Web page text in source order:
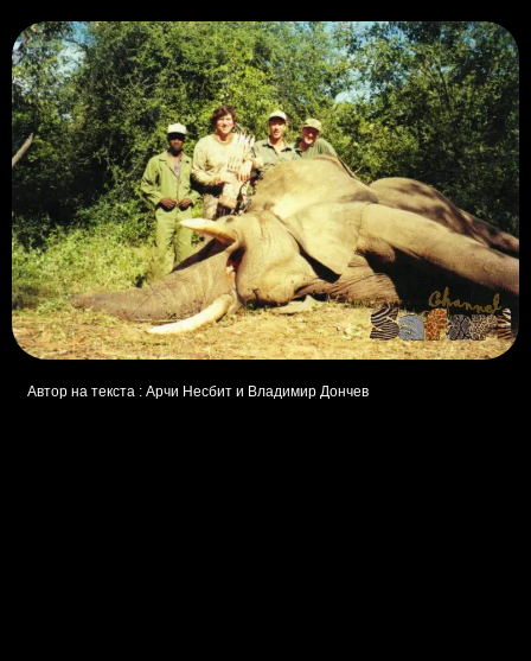
Автор на текста : Арчи Несбит и Владимир Дончев